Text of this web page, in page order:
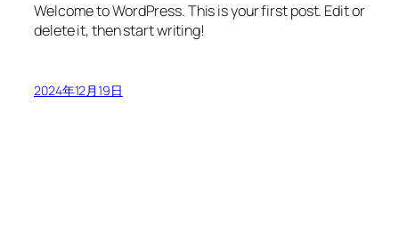
Welcome to WordPress. This is your first post. Edit or
delete it, then start writing!
2024年12月19日